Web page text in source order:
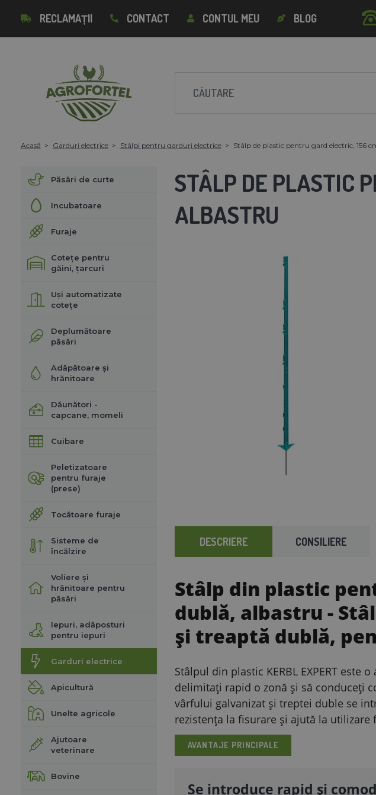
RECLAMAȚII CONTACT CONTUL MEU BLOG
Acasă Garduri electrice Stâlpi pentru garduri electrice Stâlp de plastic pentru gard electric, 156
Păsări de curte
Incubatoare
Furaje
Cotețe pentru
găini, țarcuri
Uși automatizate
cotețe
Deplumătoare
păsări
Adăpătoare și
hrănitoare
Dăunători -
capcane, momeli
Cuibare
Peletizatoare
pentru furaje
(prese)
Tocătoare furaje
Sisteme de
încălzire
Voliere și
hrănitoare pentru
păsări
Iepuri, adăposturi
pentru iepuri
Garduri electrice
Apicultură
Unelte agricole
Ajutoare
veterinare
Bovine
STÂLP DE PLASTIC
ALBASTRU
DESCRIERE CONSILIERE
Stâlp din plastic
dublă, albastru -
și treaptă dublă,
Stâlpul din plastic KERBL EXPERT
delimitați rapid o zonă și să conduceți
vârfului galvanizat și treptei duble se
rezistența la fisurare și ajută la
AVANTAJE PRINCIPALE
Se introduce rapid și comod